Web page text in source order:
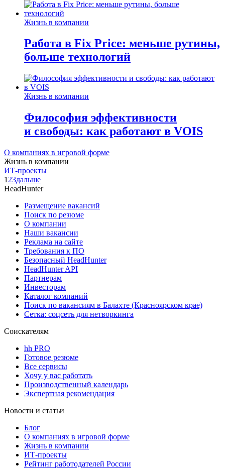
Жизнь в компании
Работа в Fix Price: меньше рутины,
больше технологий
Жизнь в компании
Философия эффективности
и свободы: как работают в VOIS
О компаниях в игровой форме
Жизнь в компании
ИТ-проекты
1 23дальше
HeadHunter
Размещение вакансий
Поиск по резюме
О компании
Наши вакансии
Реклама на сайте
Требования к ПО
Безопасный HeadHunter
HeadHunter API
Партнерам
Инвесторам
Каталог компаний
Поиск по вакансиям в Балахте (Красноярском крае)
Сетка: соцсеть для нетворкинга
Соискателям
hh PRO
Готовое резюме
Все сервисы
Хочу у вас работать
Производственный календарь
Экспертная рекомендация
Новости и статьи
Блог
О компаниях в игровой форме
Жизнь в компании
ИТ-проекты
Рейтинг работодателей России